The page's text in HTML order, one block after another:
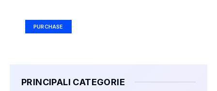
PURCHASE
PRINCIPALI CATEGORIE